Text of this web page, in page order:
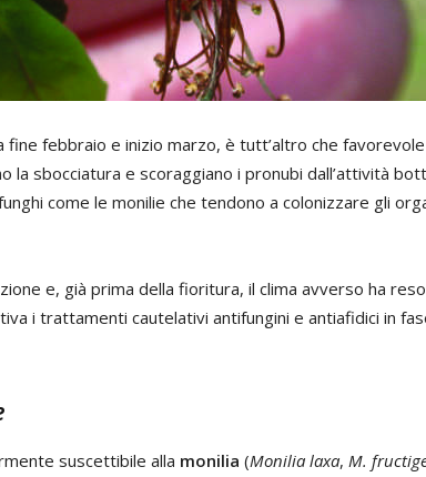
fine febbraio e inizio marzo, è tutt’altro che
la sbocciatura e scoraggiano i pronubi dall’attività
come le monilie che tendono a colonizzare gli
e, già prima della fioritura, il clima avverso ha
i trattamenti cautelativi antifungini e antiafidici in
suscettibile alla monilia (Monilia laxa, M.